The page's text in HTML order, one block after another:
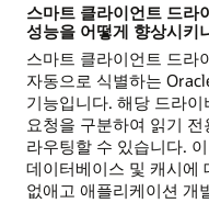
스마트 클라이언트 드
성능을 어떻게 향상시키
스마트 클라이언트 드라
자동으로 식별하는
기능입니다. 해당 드라
요청을 구분하여 읽기
라우팅할 수 있습니다.
데이터베이스 및 캐시에
없애고 애플리케이션 개